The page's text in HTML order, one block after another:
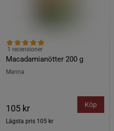
Macadamianötter 200 g
1 recensioner
Manna
105 kr
Lägsta pris 105 kr
Köp